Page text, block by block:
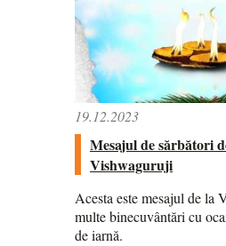
19.12.2023
Mesajul de sărbători
Vishwaguruji
Acesta este mesajul de la
multe binecuvântări cu
de iarnă.